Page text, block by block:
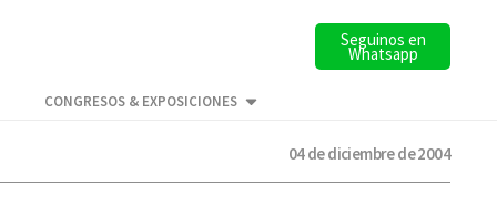
Seguinos en
Whatsapp
CONGRESOS & EXPOSICIONES
04 de diciembre de 2004